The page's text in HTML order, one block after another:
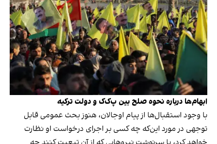
ابهام‌ها درباره نحوه صلح بین پ‌ک‌ک و دولت ترکیه
با وجود استقبال‌ها از پیام اوجالان، هنوز بحث عمومی قابل‌
توجهی در مورد این‌که چه‌ کسی بر اجرای درخواست او نظارت